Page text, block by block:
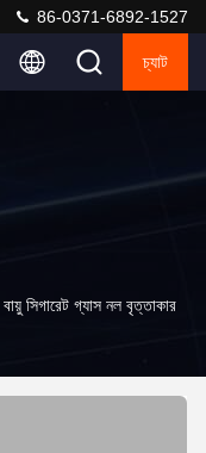
86-0371-6892-1527
চ্যাট
বায়ু সিগারেট গ্যাস নল বৃত্তাকার